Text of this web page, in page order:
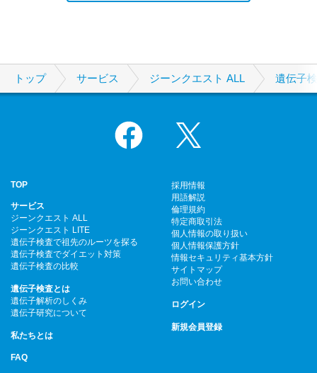
トップ サービス ジーンクエスト ALL 遺伝子
Facebook
TOP
サービス
ジーンクエスト ALL
ジーンクエスト LITE
遺伝子検査で祖先のルーツを探る
遺伝子検査でダイエット対策
遺伝子検査の比較
遺伝子検査とは
遺伝子解析のしくみ
遺伝子研究について
私たちとは
FAQ
採用情報
用語解説
倫理規約
特定商取引法
個人情報の取り扱い
個人情報保護方針
情報セキュリティ基本方針
サイトマップ
お問い合わせ
ログイン
新規会員登録